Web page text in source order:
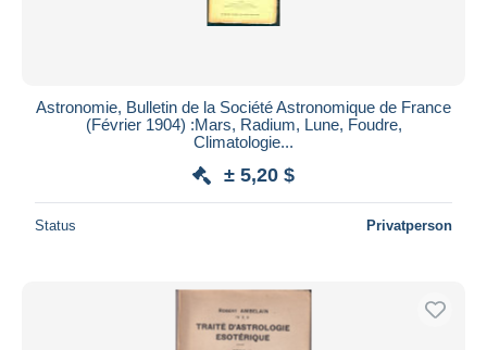
Astronomie, Bulletin de la Société Astronomique de France
(Février 1904) :Mars, Radium, Lune, Foudre,
Climatologie...
± 5,20 $
Status Privatperson